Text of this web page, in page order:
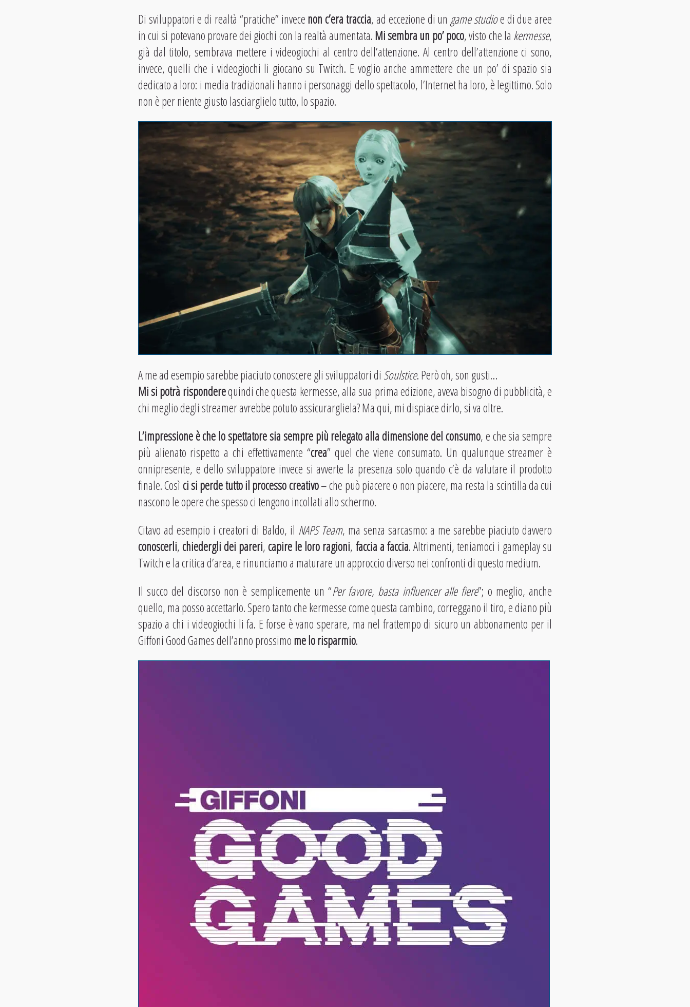
Di sviluppatori e di realtà “pratiche” invecenon c’era traccia, ad eccezione di ungame studioe di due aree
in cui si potevano provare dei giochi con la realtà aumentata.Mi sembra un po’ poco, visto che la kermesse,
già dal titolo, sembrava mettere i videogiochi al centro dell’attenzione. Al centro dell’attenzione ci sono,
invece, quelli che i videogiochi li giocano su Twitch. E voglio anche ammettere che un po’ di spazio sia
dedicato a loro: i media tradizionali hanno i personaggi dello spettacolo, l’Internet ha loro, è legittimo. Solo
non è per niente giusto lasciarglielo tutto, lo spazio.
A me ad esempio sarebbe piaciuto conoscere gli sviluppatori di Soulstice. Però oh, son gusti…
Mi si potrà risponderequindi che questa kermesse, alla sua prima edizione, aveva bisogno di pubblicità, e
chi meglio degli streamer avrebbe potuto assicurargliela? Ma qui, mi dispiace dirlo, si va oltre.
L’impressione è che lo spettatore sia sempre più relegato alla dimensione del consumo, e che sia sempre
più alienato rispetto a chi effettivamente “crea” quel che viene consumato. Un qualunque streamer è
onnipresente, e dello sviluppatore invece si avverte la presenza solo quando c’è da valutare il prodotto
finale. Cosìci si perde tutto il processo creativo– che può piacere o non piacere, ma resta la scintilla da cui
nascono le opere che spesso ci tengono incollati allo schermo.
Citavo ad esempio i creatori di Baldo, il NAPS Team, ma senza sarcasmo: a me sarebbe piaciuto davvero
conoscerli,chiedergli dei pareri,capire le loro ragioni, faccia a faccia. Altrimenti, teniamoci i gameplay su
Twitch e la critica d’area, e rinunciamo a maturare un approccio diverso nei confronti di questo medium.
Il succo del discorso non è semplicemente un “Per favore, basta influencer alle fiere”; o meglio, anche
quello, ma posso accettarlo. Spero tanto che kermesse come questa cambino, correggano il tiro, e diano più
spazio a chi i videogiochi li fa. E forse è vano sperare, ma nel frattempo di sicuro un abbonamento per il
Giffoni Good Games dell’anno prossimome lo risparmio.